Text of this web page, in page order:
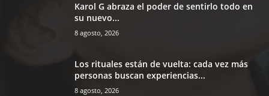
Karol G abraza el poder de sentirlo todo en
su nuevo...
8 agosto, 2026
Los rituales están de vuelta: cada vez más
personas buscan experiencias...
8 agosto, 2026